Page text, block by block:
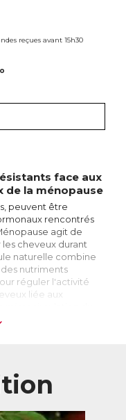
reçues avant 15h30
face aux
de la ménopause
peuvent être
rencontrés
agit de
cheveux durant
naturelle combine
nutriments
réguler l'activité
liée aux
des cheveux, tout en
importante liée